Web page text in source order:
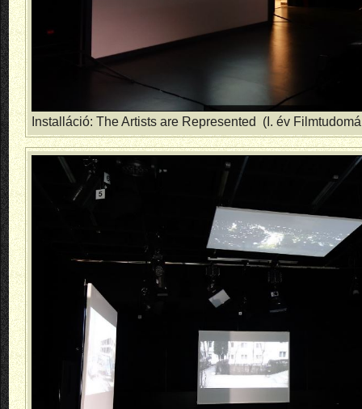
Installáció: The Artists are Represented (I. év